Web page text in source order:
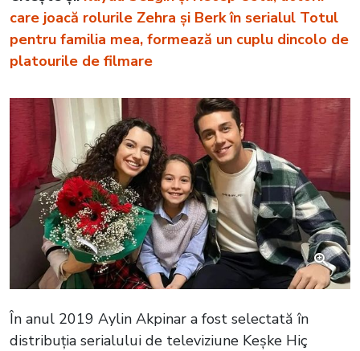
care joacă rolurile Zehra și Berk în serialul Totul
pentru familia mea, formează un cuplu dincolo de
platourile de filmare
În anul 2019 Aylin Akpinar a fost selectată în
distribuția serialului de televiziune Keşke Hiç